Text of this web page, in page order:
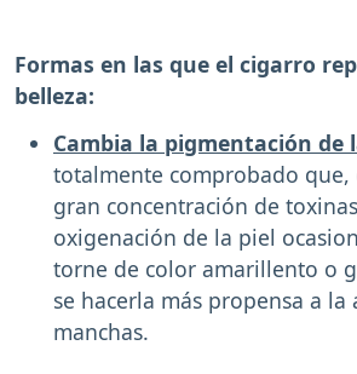
Formas en las que el cigarro
belleza:
Cambia la pigmentación de
totalmente comprobado que,
gran concentración de
oxigenación de la piel
torne de color amarillento o
se hacerla más propensa a la
manchas.